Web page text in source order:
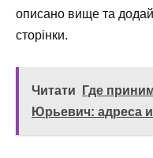
описано вище та
сторінки.
Читати
Где
Юрьевич: адреса